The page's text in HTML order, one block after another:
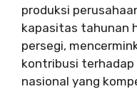
produksi
kapasitas tahunan
persegi,
kontribusi
nasional yang